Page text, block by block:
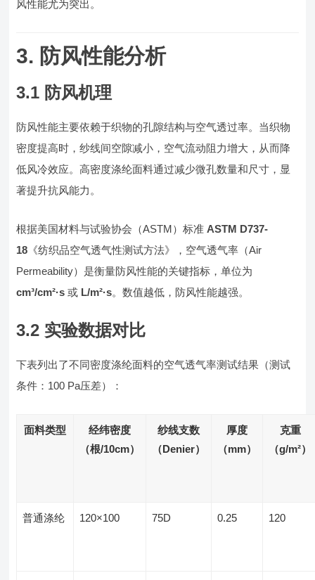
风性能尤为突出。
3. 防风性能分析
3.1 防风机理
防风性能主要依赖于织物的孔隙结构与空气透过率。当织物
密度提高时，纱线间空隙减小，空气流动阻力增大，从而降
低风冷效应。高密度涤纶面料通过减少微孔数量和尺寸，显
著提升抗风能力。
根据美国材料与试验协会（ASTM）标准 ASTM D737-
18 《纺织品空气透气性测试方法》，空气透气率（Air
Permeability）是衡量防风性能的关键指标，单位为
cm³/cm²·s 或 L/m²·s。数值越低，防风性能越强。
3.2 实验数据对比
下表列出了不同密度涤纶面料的空气透气率测试结果（测试
条件：100 Pa压差）：
面料类型
经纬密度
（根/10cm）
纱线支数
（Denier）
厚度
（mm）
克重
（g/m²）
普通涤纶 120×100 75D 0.25 120